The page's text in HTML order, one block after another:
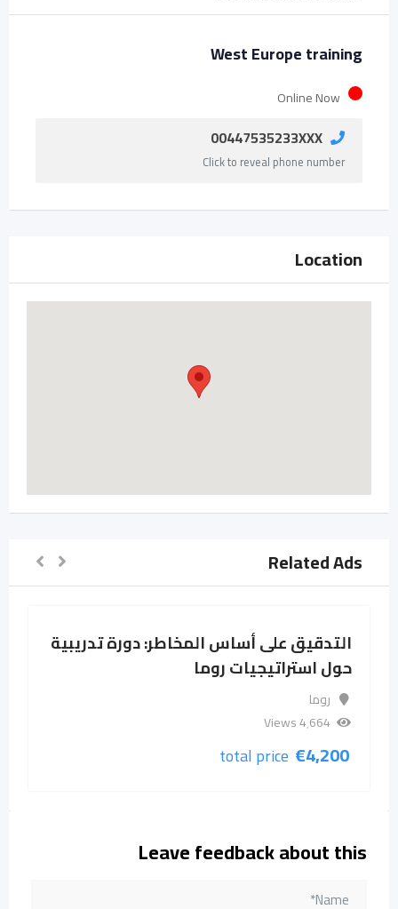
West Europe training
Online Now
00447535233XXX
Click to reveal phone number
Location
Related Ads
التدقيق على أساس المخاطر: دورة تدريبية
حول استراتيجيات روما
روما
4٬664 Views
€4,200
total price
Leave feedback about this